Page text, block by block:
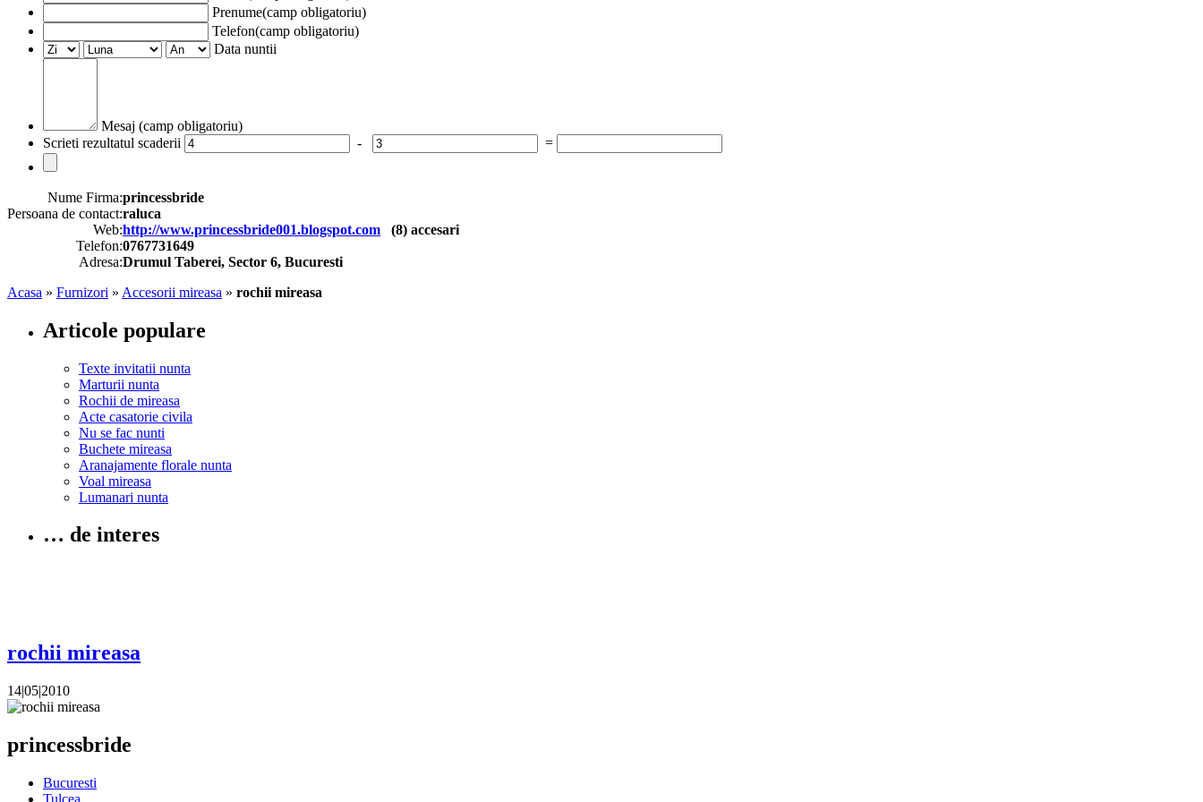
Prenume(camp obligatoriu)
Telefon(camp obligatoriu)
Data nuntii
Mesaj (camp obligatoriu)
Scrieti rezultatul scaderii
- =
Nume Firma:princessbride
Persoana de contact:raluca
Web:http://www.princessbride001.blogspot.com (8) accesari
Telefon:0767731649
Adresa:Drumul Taberei, Sector 6, Bucuresti
Acasa » Furnizori » Accesorii mireasa » rochii mireasa
Articole populare
Texte invitatii nunta
Marturii nunta
Rochii de mireasa
Acte casatorie civila
Nu se fac nunti
Buchete mireasa
Aranajamente florale nunta
Voal mireasa
Lumanari nunta
… de interes
rochii mireasa
14|05|2010
princessbride
Bucuresti
Tulcea